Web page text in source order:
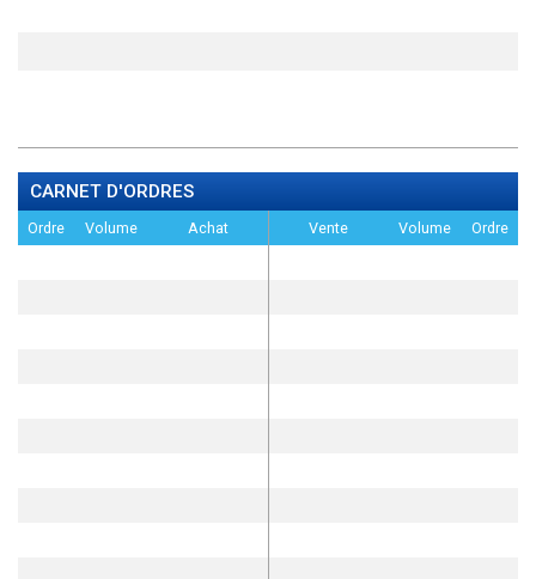
CARNET D'ORDRES
Ordre Volume Achat Vente Volume Ordre